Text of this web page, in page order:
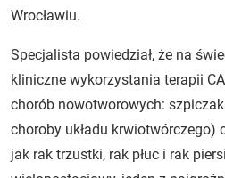
Wrocławiu.
Specjalista powiedział, że na
kliniczne wykorzystania terapii
chorób nowotworowych:
choroby układu krwiotwórczego)
jak rak trzustki, rak płuc i rak